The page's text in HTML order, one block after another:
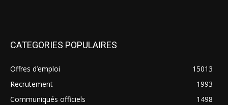
CATEGORIES POPULAIRES
Offres d’emploi
15013
Recrutement
1993
Communiqués officiels
1498